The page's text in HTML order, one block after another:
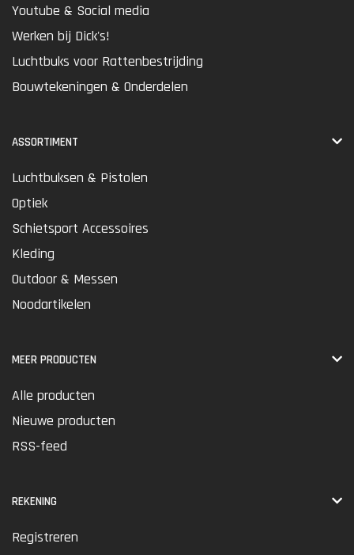
Youtube & Social media
Werken bij Dick's!
Luchtbuks voor Rattenbestrijding
Bouwtekeningen & Onderdelen
ASSORTIMENT
Luchtbuksen & Pistolen
Optiek
Schietsport Accessoires
Kleding
Outdoor & Messen
Noodartikelen
MEER PRODUCTEN
Alle producten
Nieuwe producten
RSS-feed
REKENING
Registreren